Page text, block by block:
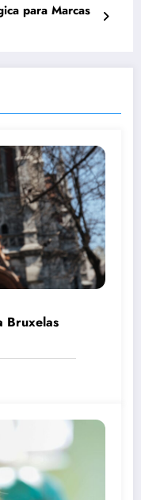
para Marcas
Bruxelas